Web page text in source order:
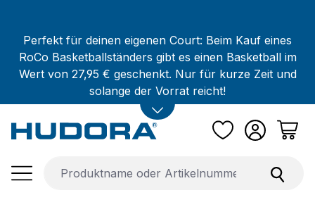
Perfekt für deinen eigenen Court: Beim Kauf eines
RoCo Basketballständers gibt es einen Basketball im
Wert von 27,95 € geschenkt. Nur für kurze Zeit und
solange der Vorrat reicht!